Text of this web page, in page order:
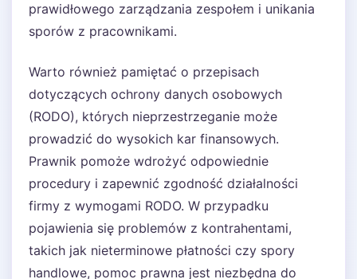
prawidłowego zarządzania zespołem i unikania
sporów z pracownikami.
Warto również pamiętać o przepisach
dotyczących ochrony danych osobowych
(RODO), których nieprzestrzeganie może
prowadzić do wysokich kar finansowych.
Prawnik pomoże wdrożyć odpowiednie
procedury i zapewnić zgodność działalności
firmy z wymogami RODO. W przypadku
pojawienia się problemów z kontrahentami,
takich jak nieterminowe płatności czy spory
handlowe, pomoc prawna jest niezbędna do